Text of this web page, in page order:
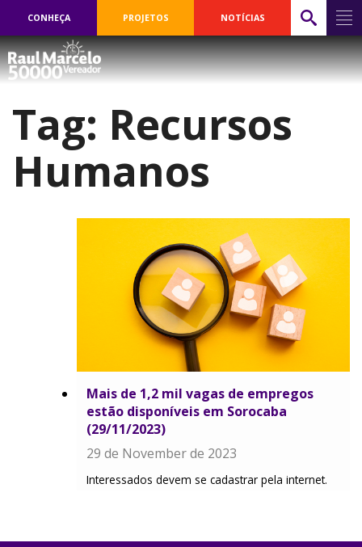
CONHEÇA PROJETOS NOTÍCIAS
Tag: Recursos
Humanos
Mais de 1,2 mil vagas de empregos
estão disponíveis em Sorocaba
(29/11/2023)
29 de November de 2023
Interessados devem se cadastrar pela internet.